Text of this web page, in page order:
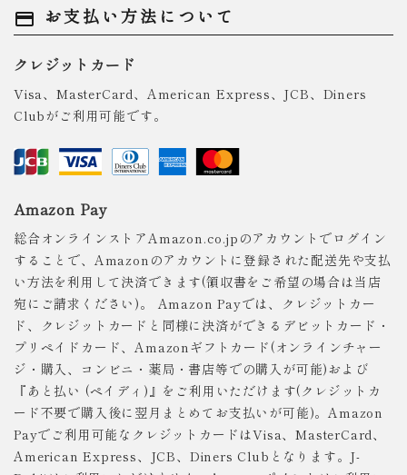
payment お支払い方法について
クレジットカード
Visa、MasterCard、American Express、JCB、Diners
Clubがご利用可能です。
Amazon Pay
総合オンラインストアAmazon.co.jpのアカウントでログイン
することで、Amazonのアカウントに登録された配送先や支払
い方法を利用して決済できます(領収書をご希望の場合は当店
宛にご請求ください)。 Amazon Payでは、クレジットカー
ド、クレジットカードと同様に決済ができるデビットカード・
プリペイドカード、Amazonギフトカード(オンラインチャー
ジ・購入、コンビニ・薬局・書店等での購入が可能)および
『あと払い (ペイディ)』をご利用いただけます(クレジットカ
ード不要で購入後に翌月まとめてお支払いが可能)。Amazon
Payでご利用可能なクレジットカードはVisa、MasterCard、
American Express、JCB、Diners Clubとなります。J-